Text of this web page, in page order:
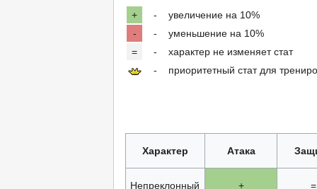
+ -
увеличение на 10%
-
-
уменьшение на 10%
=
-
характер не изменяет стат
-
приоритетный стат для
Характер Атака
Непреклонный + =